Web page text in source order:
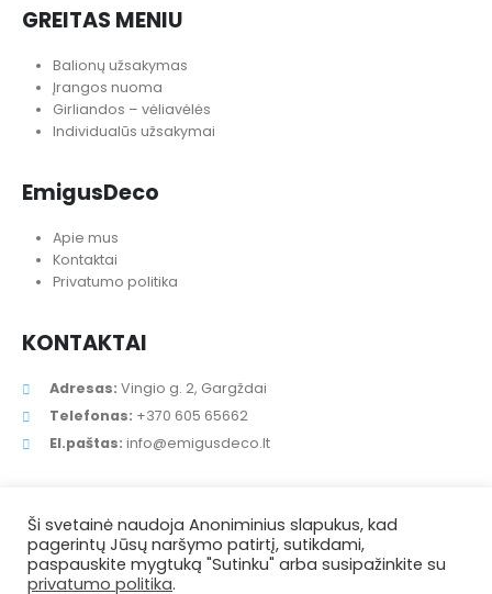
Balionų užsakymas
Įrangos nuoma
Girliandos – vėliavėlės
EmigusDeco
Apie mus
Kontaktai
Adresas:
Vingio g. 2, Gargždai
Telefonas: +370 605 65662
Ši svetainė naudoja Anoniminius slapukus, kad
pagerintų Jūsų naršymo patirtį, sutikdami,
paspauskite mygtuką "Sutinku" arba susipažinkite su
privatumo politika.